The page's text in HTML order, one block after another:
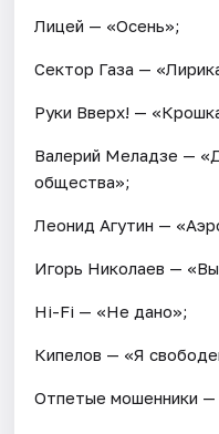
Лицей — «Осень»;
Сектор Газа —
Руки Вверх! —
Валерий Меладзе —
общества»;
Леонид Агутин —
Игорь Николаев —
Hi-Fi — «Не дано»;
Кипелов — «Я
Отпетые мошенники